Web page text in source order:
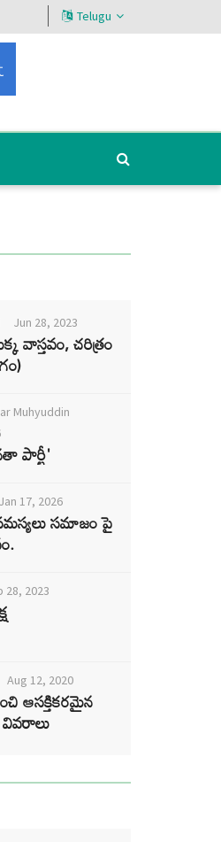
Telugu
Jun 28, 2023
వాస్తవం, చరిత్రం
Muhyuddin
పార్టీ'
Jan 17, 2026
సమాజం పై
28, 2023
Aug 12, 2020
ఆసక్తికరమైన